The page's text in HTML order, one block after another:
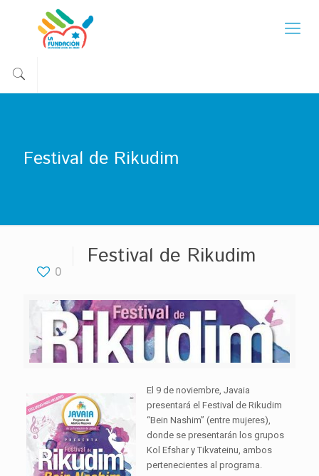
Festival de Rikudim
0
Festival de Rikudim
El 9 de noviembre, Javaia
presentará el Festival de Rikudim
“Bein Nashim” (entre mujeres),
donde se presentarán los grupos
Kol Efshar y Tikvateinu, ambos
pertenecientes al programa.